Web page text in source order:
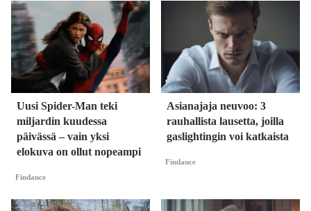
Uusi Spider-Man teki
miljardin kuudessa
päivässä – vain yksi
elokuva on ollut nopeampi
Findance
Asianajaja neuvoo: 3
rauhallista lausetta, joilla
gaslightingin voi katkaista
Findance